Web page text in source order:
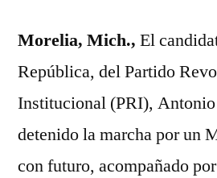
Morelia, Mich., El
República, del Partido
Institucional (PRI),
detenido la marcha por un
con futuro, acompañado